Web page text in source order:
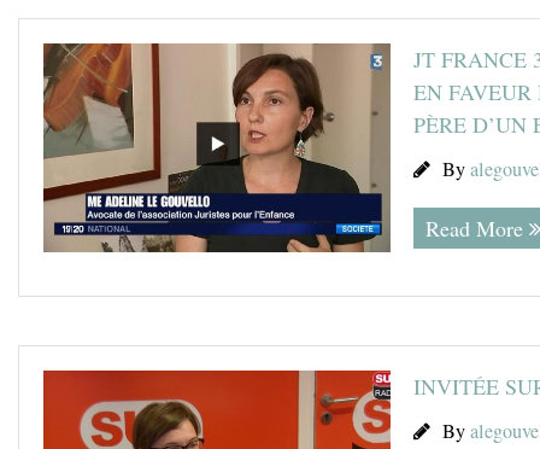
JT FRANCE
EN FAVEUR
PÈRE D’UN
By
Read More
INVITÉE
By